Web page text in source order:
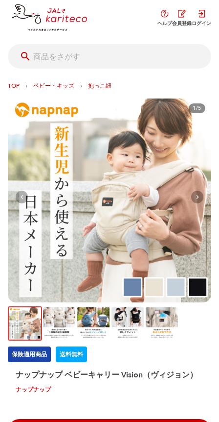
ヘルプ会員登録ログイン
TOP › ベビー・キッズ › 抱っこ紐
1/5
保険適用商品 送料無料
ナップナップ ベビーキャリー Vision（ヴィジョン）
ナップナップ